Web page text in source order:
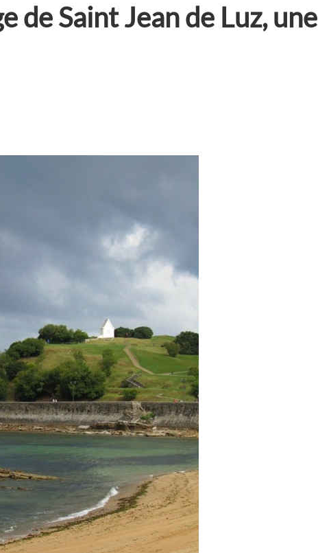
de Saint Jean de Luz, une